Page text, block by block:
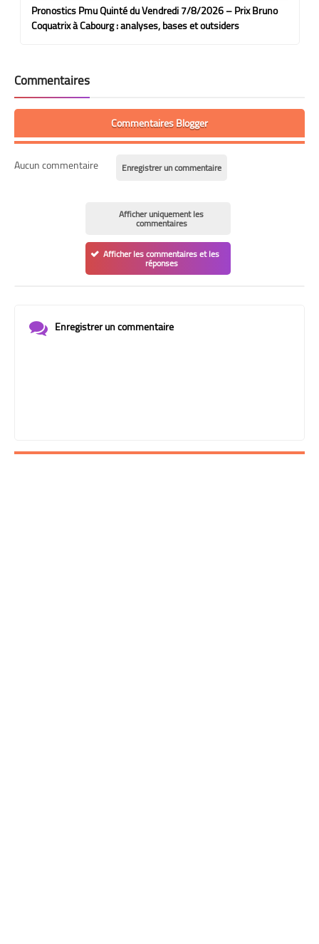
Pronostics Pmu Quinté du Vendredi 7/8/2026 – Prix Bruno
Coquatrix à Cabourg : analyses, bases et outsiders
Commentaires
Commentaires Blogger
Aucun commentaire Enregistrer un commentaire
Afficher uniquement les
commentaires
Afficher les commentaires et les
réponses
Enregistrer un commentaire